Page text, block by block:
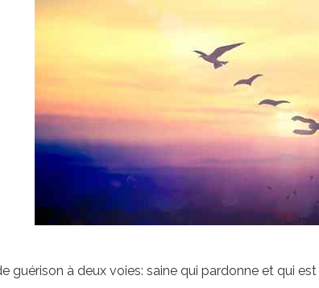
guérison à deux voies: saine qui pardonne et qui